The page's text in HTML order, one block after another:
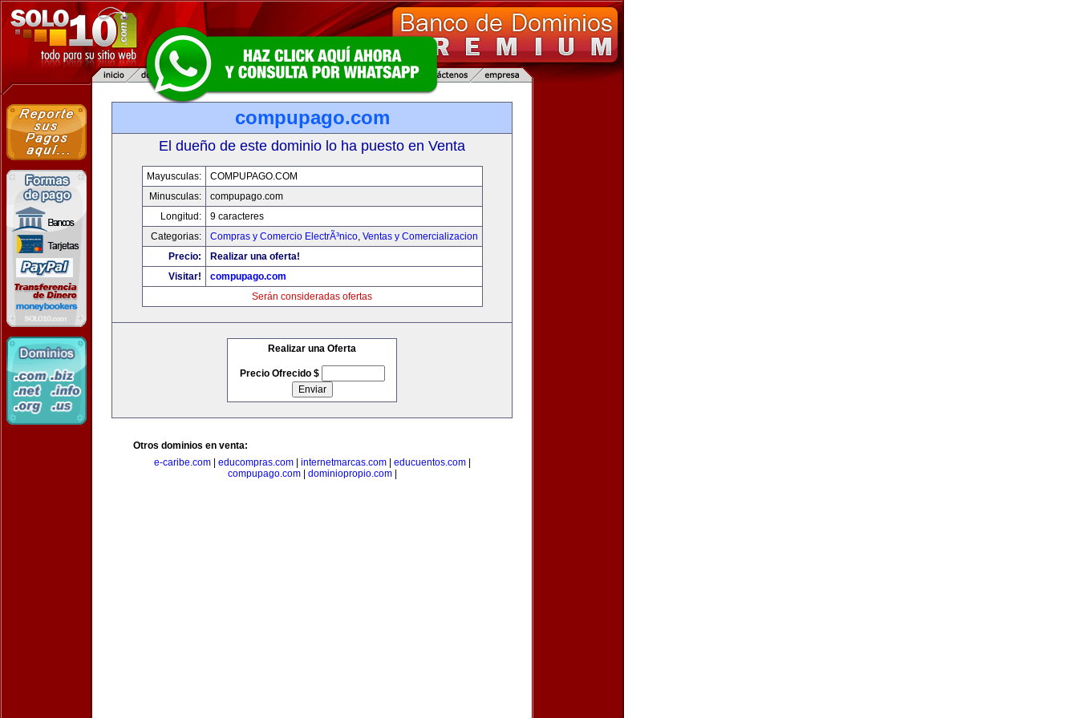
compupago.com
El dueño de este dominio lo ha puesto en Venta
Mayusculas:
COMPUPAGO.COM
Minusculas:
compupago.com
Longitud:
9 caracteres
Categorias:
Compras y Comercio ElectrÃ³nico, Ventas y Comercializacion
Precio:
Realizar una oferta!
Visitar!
compupago.com
Serán consideradas ofertas
Realizar una Oferta
Precio Ofrecido $
Otros dominios en venta:
e-caribe.com| educompras.com| internetmarcas.com| educuentos.com|
compupago.com| dominiopropio.com|